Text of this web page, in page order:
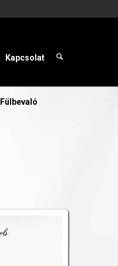
Kapcsolat
Fülbevaló